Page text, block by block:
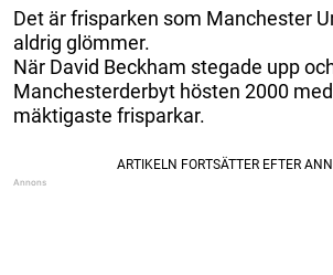
Det är frisparken som Manchester
aldrig glömmer.
När David Beckham stegade upp
Manchesterderbyt hösten 2000
mäktigaste frisparkar.